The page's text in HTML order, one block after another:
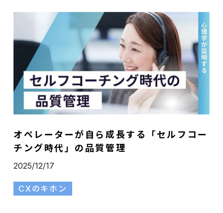
オペレーターが自ら成長する「セルフコー
チング時代」の品質管理
2025/12/17
CXのキホン